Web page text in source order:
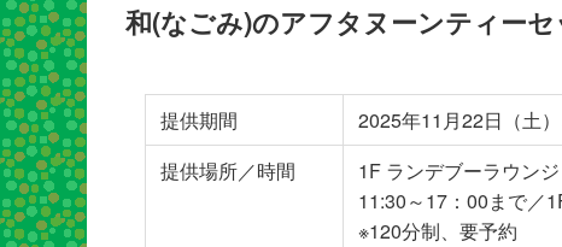
和(なごみ)のアフタヌーンティーセ
提供期間
2025年11月22日（土
提供場所／時間
1F ランデブーラウンジ
11:30～17：00まで／
※120分制、要予約